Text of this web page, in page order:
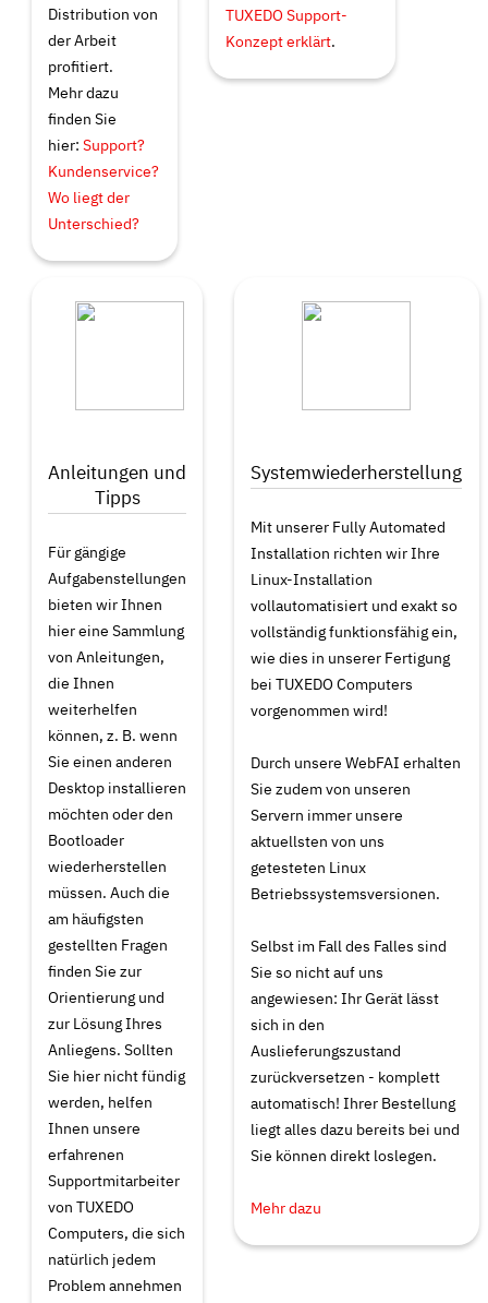
Distribution von
der Arbeit
profitiert.
Mehr dazu
finden Sie
hier:Support?
Kundenservice?
Wo liegt der
Unterschied?
TUXEDO Support-
Konzept erklärt.
Anleitungen und
Tipps
Für gängige
Aufgabenstellungen
bieten wir Ihnen
hier eine Sammlung
von Anleitungen,
die Ihnen
weiterhelfen
können, z. B. wenn
Sie einen anderen
Desktop installieren
möchten oder den
Bootloader
wiederherstellen
müssen. Auch die
am häufigsten
gestellten Fragen
finden Sie zur
Orientierung und
zur Lösung Ihres
Anliegens. Sollten
Sie hier nicht fündig
werden, helfen
Ihnen unsere
erfahrenen
Supportmitarbeiter
von TUXEDO
Computers, die sich
natürlich jedem
Problem annehmen
Systemwiederherstellung
Mit unserer Fully Automated
Installation richten wir Ihre
Linux-Installation
vollautomatisiert und exakt so
vollständig funktionsfähig ein,
wie dies in unserer Fertigung
bei TUXEDO Computers
vorgenommen wird!
Durch unsere WebFAI erhalten
Sie zudem von unseren
Servern immer unsere
aktuellsten von uns
getesteten Linux
Betriebssystemsversionen.
Selbst im Fall des Falles sind
Sie so nicht auf uns
angewiesen: Ihr Gerät lässt
sich in den
Auslieferungszustand
zurückversetzen - komplett
automatisch! Ihrer Bestellung
liegt alles dazu bereits bei und
Sie können direkt loslegen.
Mehr dazu